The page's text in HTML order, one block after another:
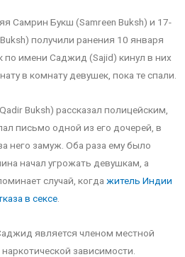
Самрин Букш (Samreen Buksh) и 17-
получили ранения 10 января
по имени Саджид (Sajid) кинул в них
в комнату девушек, пока те спали.
Buksh) рассказал полицейским,
письмо одной из его дочерей, в
него замуж. Оба раза ему было
начал угрожать девушкам, а
случай, когда житель Индии
в сексе
является членом местной
зависимости.